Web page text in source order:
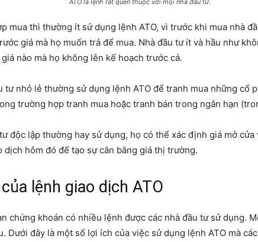
ATO là lệnh rất quen thuộc với mọi nhà đầu tư.
mua thì thường ít sử dụng lệnh ATO, vì trước khi mua nhà
giá mà họ muốn trả để mua. Nhà đầu tư ít và hầu như
nào mà họ không lên kế hoạch trước cả.
tư nhỏ lẻ thường sử dụng lệnh ATO để tranh mua những cổ
trường hợp tranh mua hoặc tranh bán trong ngắn hạn
độc lập thường hay sử dụng, họ có thể xác định giá mở cửa
dịch hôm đó để tạo sự cân bằng giá thị trường.
lệnh giao dịch ATO
chứng khoán có nhiều lệnh được các nhà đầu tư sử dụng.
Dưới đây là một số lợi ích của việc sử dụng lệnh ATO mà